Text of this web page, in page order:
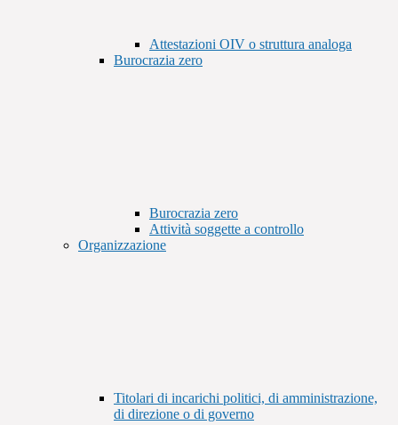
Attestazioni OIV o struttura analoga
Burocrazia zero
Burocrazia zero
Attività soggette a controllo
Organizzazione
Titolari di incarichi politici, di amministrazione,
di direzione o di governo